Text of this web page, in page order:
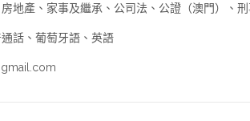
地產、家事及繼承、公司法、公證（澳門）、
話、葡萄牙語、英語